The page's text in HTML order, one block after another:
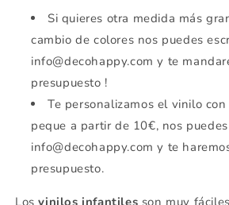
Si quieres otra medida más
cambio de colores nos puedes
info@decohappy.com y te
presupuesto !
Te personalizamos el vinilo
peque a partir de 10€, nos
info@decohappy.com y te
presupuesto.
Losvinilos infantiles son muy